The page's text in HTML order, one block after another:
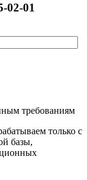
02-01
требованиям
только с
базы,